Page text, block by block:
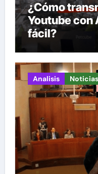
¿Cómo
Youtube con
fácil?
Analisis Noticias